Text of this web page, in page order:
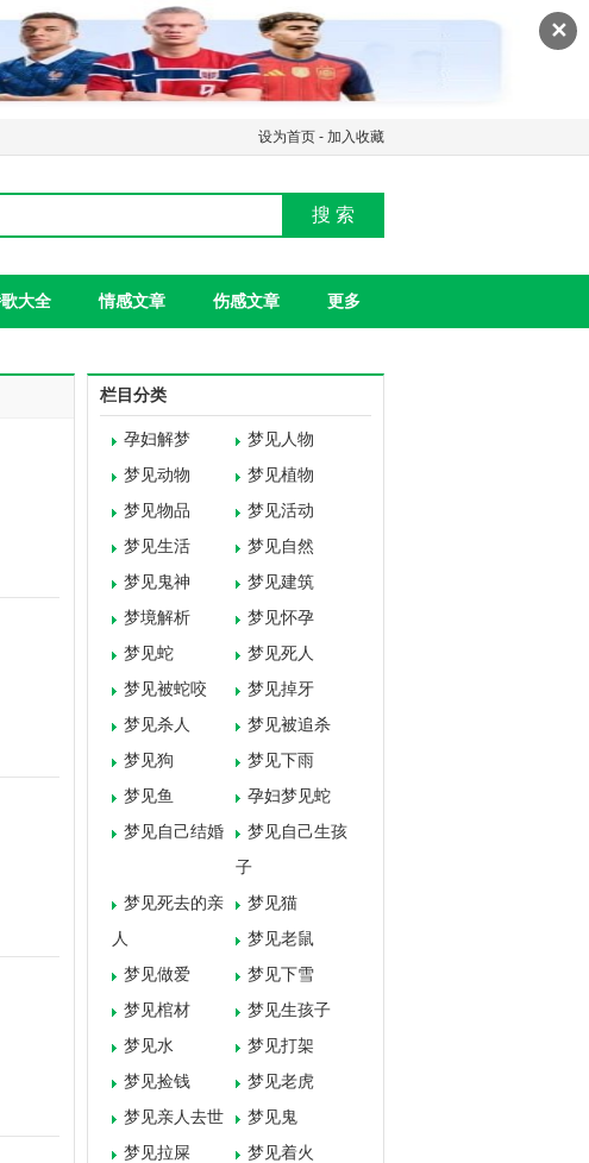
✕
设为首页 - 加入收藏
搜 索
大全 情感文章 伤感文章 更多
栏目分类
孕妇解梦
梦见人物
梦见动物
梦见植物
梦见物品
梦见活动
梦见生活
梦见自然
梦见鬼神
梦见建筑
梦境解析
梦见怀孕
梦见蛇
梦见死人
梦见被蛇咬
梦见掉牙
梦见杀人
梦见被追杀
梦见狗
梦见下雨
梦见鱼
孕妇梦见蛇
梦见自己结婚
梦见自己生孩
子
梦见死去的亲
人
梦见猫
梦见老鼠
梦见做爱
梦见下雪
梦见棺材
梦见生孩子
梦见水
梦见打架
梦见捡钱
梦见老虎
梦见亲人去世
梦见鬼
梦见拉屎
梦见着火